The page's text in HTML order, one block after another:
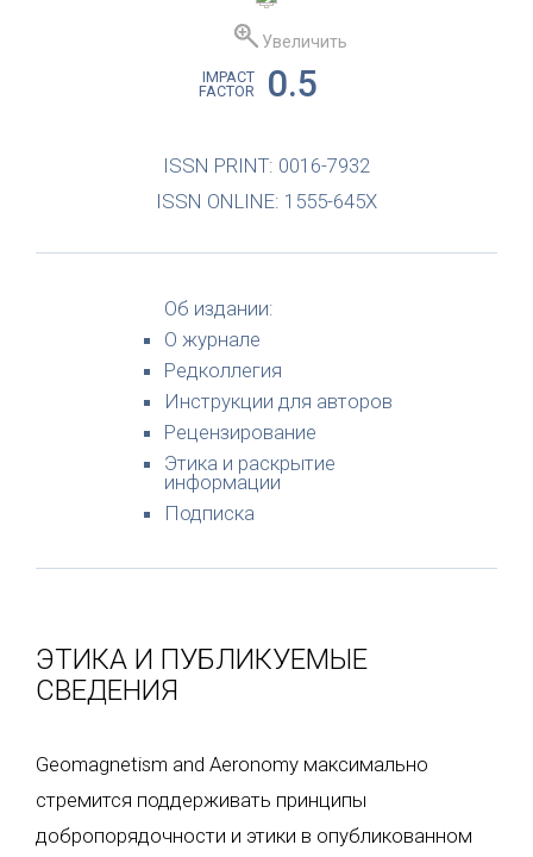
Увеличить
IMPACT
FACTOR
0.5
ISSN PRINT: 0016-7932
ISSN ONLINE: 1555-645X
Об издании:
О журнале
Редколлегия
Инструкции для авторов
Рецензирование
Этика и раскрытие
информации
Подписка
ЭТИКА И ПУБЛИКУЕМЫЕ
СВЕДЕНИЯ
Geomagnetism and Aeronomy максимально
стремится поддерживать принципы
добропорядочности и этики в опубликованном